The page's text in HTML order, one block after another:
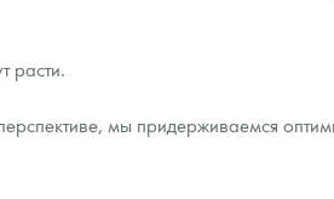
расти.
мы придерживаемся